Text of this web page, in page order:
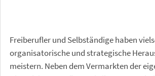
Freiberufler und Selbständige haben
organisatorische und strategische
meistern. Neben dem Vermarkten der